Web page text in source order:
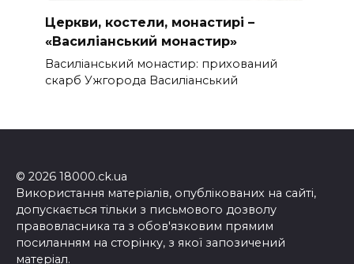
Церкви, костели, монастирі –
«Василіанський монастир»
Василіанський монастир: прихований
скарб Ужгорода Василіанський
© 2026 18000.ck.ua
Використання матеріалів, опублікованих на сайті,
допускається тільки з письмового дозволу
правовласника та з обов'язковим прямим
посиланням на сторінку, з якої запозичений
матеріал.